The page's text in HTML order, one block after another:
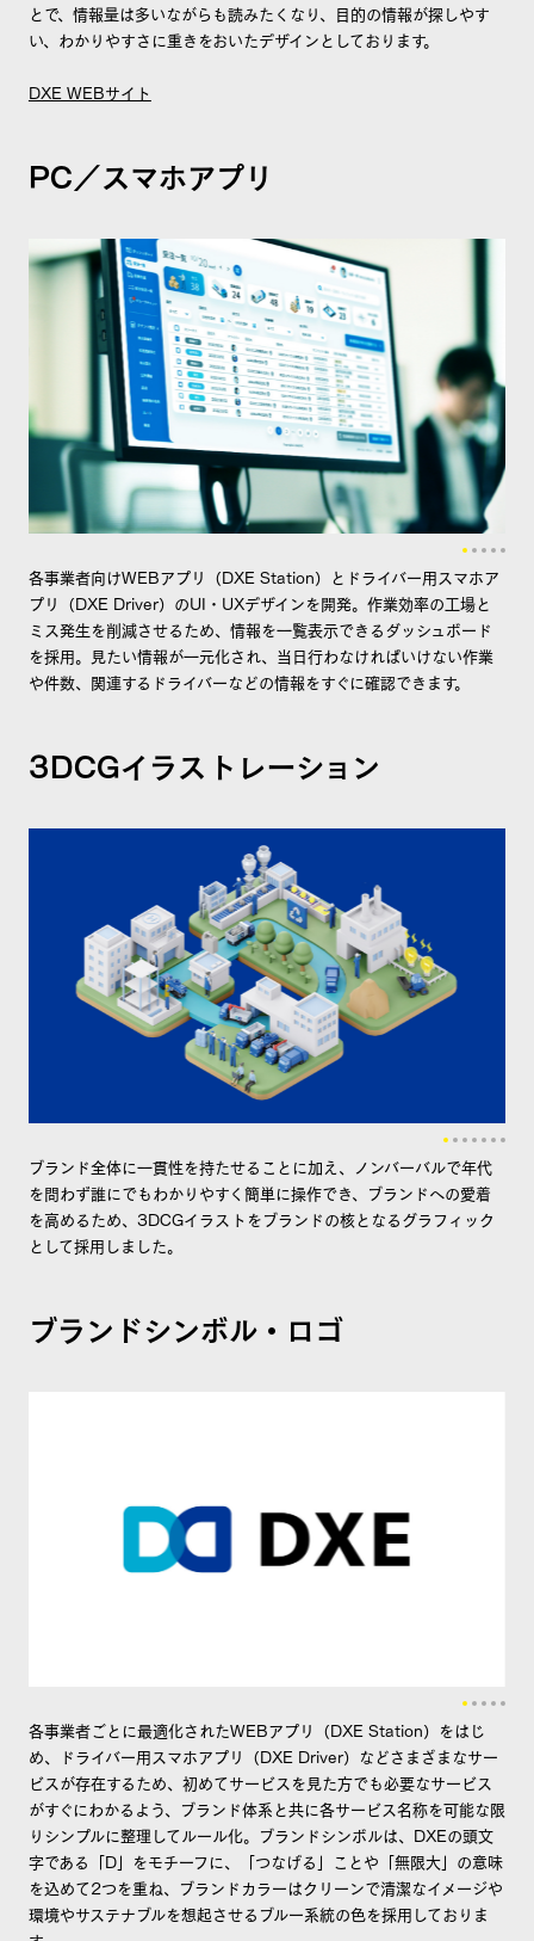
とで、情報量は多いながらも読みたくなり、目的の情報が探しやす
い、わかりやすさに重きをおいたデザインとしております。
DXE WEBサイト
PC／スマホアプリ
各事業者向けWEBアプリ（DXE Station）とドライバー用スマホア
プリ（DXE Driver）のUI・UXデザインを開発。作業効率の工場と
ミス発生を削減させるため、情報を一覧表示できるダッシュボード
を採用。見たい情報が一元化され、当日行わなければいけない作業
や件数、関連するドライバーなどの情報をすぐに確認できます。
3DCGイラストレーション
ブランド全体に一貫性を持たせることに加え、ノンバーバルで年代
を問わず誰にでもわかりやすく簡単に操作でき、ブランドへの愛着
を高めるため、3DCGイラストをブランドの核となるグラフィック
として採用しました。
ブランドシンボル・ロゴ
各事業者ごとに最適化されたWEBアプリ（DXE Station）をはじ
め、ドライバー用スマホアプリ（DXE Driver）などさまざまなサー
ビスが存在するため、初めてサービスを見た方でも必要なサービス
がすぐにわかるよう、ブランド体系と共に各サービス名称を可能な限
りシンプルに整理してルール化。ブランドシンボルは、DXEの頭文
字である「D」をモチーフに、「つなげる」ことや「無限大」の意味
を込めて2つを重ね、ブランドカラーはクリーンで清潔なイメージや
環境やサステナブルを想起させるブルー系統の色を採用しておりま